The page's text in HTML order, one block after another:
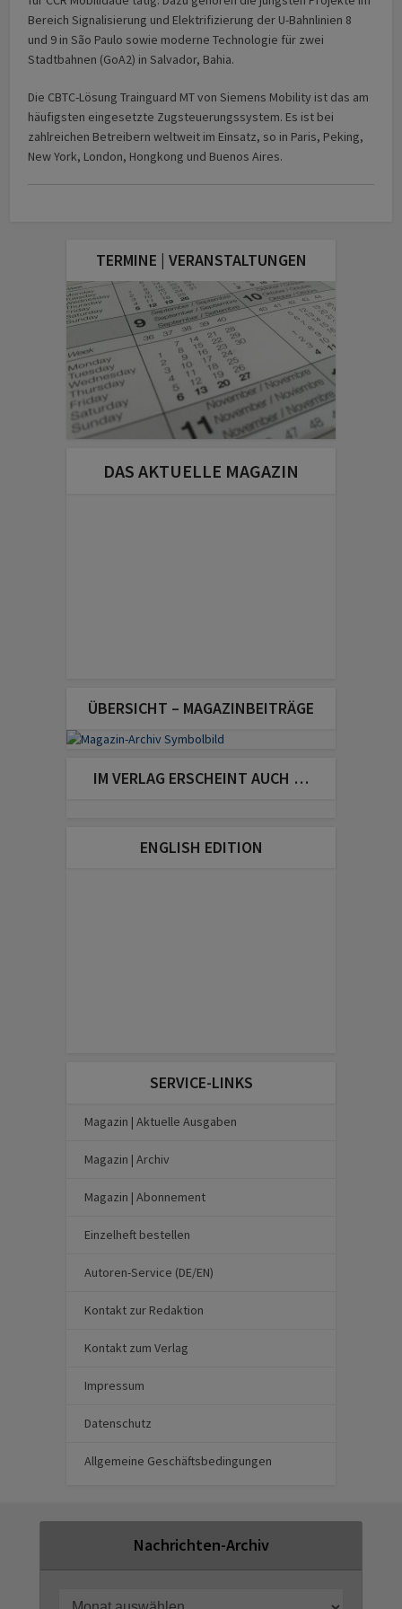
Bereich Signalisierung und Elektrifizierung der U-Bahnlinien 8
und 9 in São Paulo sowie moderne Technologie für zwei
Stadtbahnen (GoA2) in Salvador, Bahia.
Die CBTC-Lösung Trainguard MT von Siemens Mobility ist das am
häufigsten eingesetzte Zugsteuerungssystem. Es ist bei
zahlreichen Betreibern weltweit im Einsatz, so in Paris, Peking,
New York, London, Hongkong und Buenos Aires.
TERMINE | VERANSTALTUNGEN
DAS AKTUELLE MAGAZIN
ÜBERSICHT – MAGAZINBEITRÄGE
IM VERLAG ERSCHEINT AUCH …
ENGLISH EDITION
SERVICE-LINKS
Magazin | Aktuelle Ausgaben
Magazin | Archiv
Magazin | Abonnement
Einzelheft bestellen
Autoren-Service (DE/EN)
Kontakt zur Redaktion
Kontakt zum Verlag
Impressum
Datenschutz
Allgemeine Geschäftsbedingungen
Nachrichten-Archiv